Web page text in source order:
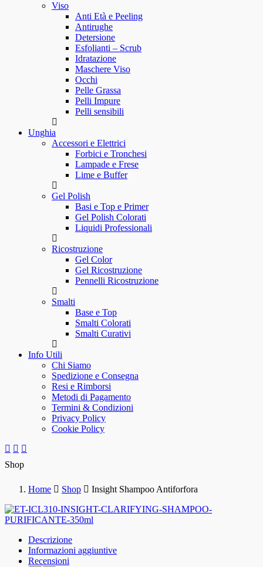
Viso
Anti Età e Peeling
Antirughe
Detersione
Esfolianti – Scrub
Idratazione
Maschere Viso
Occhi
Pelle Grassa
Pelli Impure
Pelli sensibili
Unghia
Accessori e Elettrici
Forbici e Tronchesi
Lampade e Frese
Lime e Buffer
Gel Polish
Basi e Top e Primer
Gel Polish Colorati
Liquidi Professionali
Ricostruzione
Gel Color
Gel Ricostruzione
Pennelli Ricostruzione
Smalti
Base e Top
Smalti Colorati
Smalti Curativi
Info Utili
Chi Siamo
Spedizione e Consegna
Resi e Rimborsi
Metodi di Pagamento
Termini & Condizioni
Privacy Policy
Cookie Policy
Shop
Home Shop Insight Shampoo Antiforfora
Descrizione
Informazioni aggiuntive
Recensioni